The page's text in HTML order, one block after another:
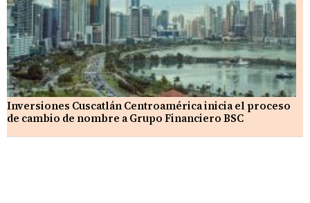
Inversiones Cuscatlán Centroamérica inicia el proceso
de cambio de nombre a Grupo Financiero BSC